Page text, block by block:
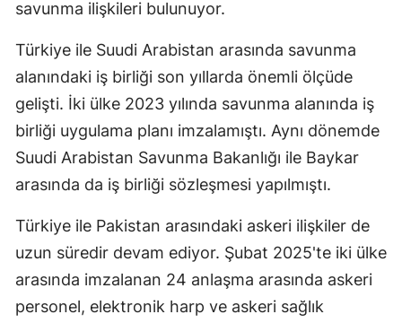
savunma ilişkileri bulunuyor.
Türkiye ile Suudi Arabistan arasında savunma
alanındaki iş birliği son yıllarda önemli ölçüde
gelişti. İki ülke 2023 yılında savunma alanında iş
birliği uygulama planı imzalamıştı. Aynı dönemde
Suudi Arabistan Savunma Bakanlığı ile Baykar
arasında da iş birliği sözleşmesi yapılmıştı.
Türkiye ile Pakistan arasındaki askeri ilişkiler de
uzun süredir devam ediyor. Şubat 2025'te iki ülke
arasında imzalanan 24 anlaşma arasında askeri
personel, elektronik harp ve askeri sağlık